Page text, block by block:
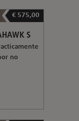
€ 575,00
S
no